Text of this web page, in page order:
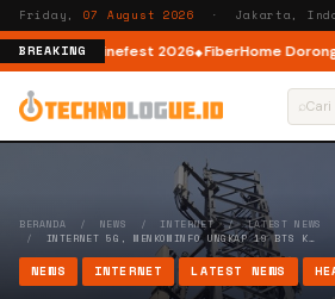
Friday, 07 August 2026 · Jakarta,
BREAKING
lewat AI Cinefest 2026 FiberHome Dorong
⌕
BERANDA / NEWS / INTERNET/LATEST NEWS
/ INTERNET 5G, MENKOMINFO UNGKAP 19 BTS K…
NEWS INTERNET LATEST NEWS